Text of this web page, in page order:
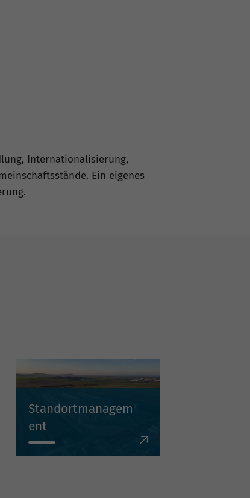
Internationalisierung,
Ein eigenes
Standortmanagem
ent